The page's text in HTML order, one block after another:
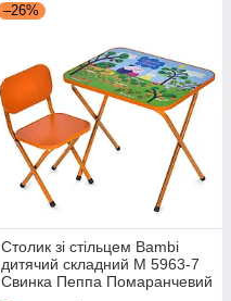
–26%
Столик зі стільцем Bambi
дитячий складний M 5963-7
Свинка Пеппа Помаранчевий